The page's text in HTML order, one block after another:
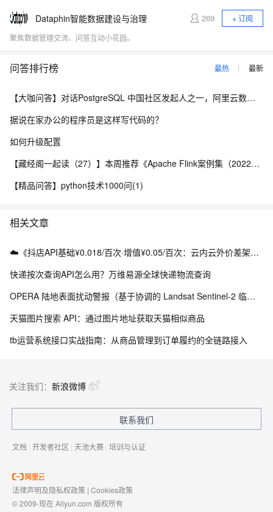
Dataphin智能数据建设与治理 269
+ 订阅
聚焦数据管理交流、问答互动小花园。
问答排行榜 最热 最新
【大咖问答】对话PostgreSQL 中国社区发起人之一，阿里云数据库高级专家 德哥
据说在家办公的程序员是这样写代码的？
如何升级配置
【藏经阁一起读（27）】本周推荐《Apache Flink案例集（2022版）》，你有哪些心得？
【精品问答】python技术1000问(1)
相关文章
☁️《抖店API基础¥0.018/百次·增值¥0.05/百次：云内云外价差架构实战》（附Python源码）
快递按次查询API怎么用？万维易源全球快递物流查询
OPERA 陆地表面扰动警报（基于协调的 Landsat Sentinel-2 临时产品，版本 0）
天猫图片搜索 API：通过图片地址获取天猫相似商品
tb运营系统接口实战指南：从商品管理到订单履约的全链路接入
关注我们： 新浪微博
联系我们
文档 | 开发者社区 | 天池大赛 | 培训与认证
法律声明及隐私权政策 | Cookies政策
© 2009-现在 Aliyun.com 版权所有